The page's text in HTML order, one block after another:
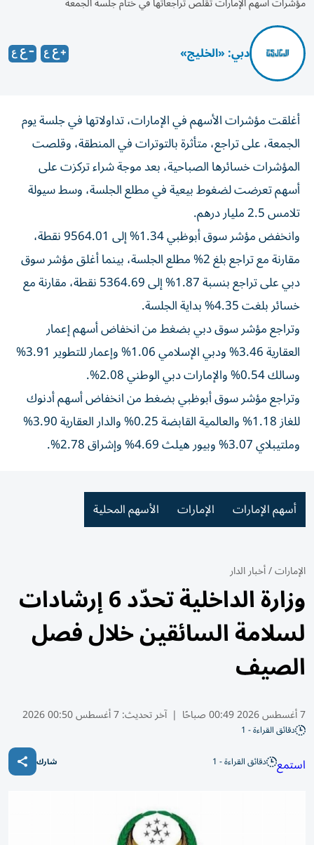
دبي: «الخليج»
أغلقت مؤشرات الأسهم في الإمارات، تداولاتها في جلسة يوم
الجمعة، على تراجع، متأثرة بالتوترات في المنطقة، وقلصت
المؤشرات خسائرها الصباحية، بعد موجة شراء تركزت على
أسهم تعرضت لضغوط بيعية في مطلع الجلسة، وسط سيولة
تلامس 2.5 مليار درهم.
وانخفض مؤشر سوق أبوظبي 1.34% إلى 9564.01 نقطة،
مقارنة مع تراجع بلغ 2% مطلع الجلسة، بينما أغلق مؤشر سوق
دبي على تراجع بنسبة 1.87% إلى 5364.69 نقطة، مقارنة مع
خسائر بلغت 4.35% بداية الجلسة.
وتراجع مؤشر سوق دبي بضغط من انخفاض أسهم إعمار
العقارية 3.46% ودبي الإسلامي 1.06% وإعمار للتطوير 3.91%
وسالك 0.54% والإمارات دبي الوطني 2.08%.
وتراجع مؤشر سوق أبوظبي بضغط من انخفاض أسهم أدنوك
للغاز 1.18% والعالمية القابضة 0.25% والدار العقارية 3.90%
وملتيبلاي 3.07% وبيور هيلث 4.69% وإشراق 2.78%.
أسهم الإمارات الإمارات الأسهم المحلية
الإمارات/أخبار الدار
وزارة الداخلية تحدّد 6 إرشادات
لسلامة السائقين خلال فصل
الصيف
7 أغسطس 2026 00:49 صباحًا | آخر تحديث:7 أغسطس 00:50 2026
دقائق القراءة - 1
استمع دقائق القراءة - 1 شارك